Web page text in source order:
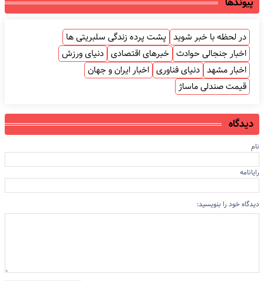
در لحظه با خبر شوید پشت پرده زندگی سلبریتی ها
اخبار جنجالی حوادث خبرهای اقتصادی دنیای ورزش
اخبار مشهد دنیای فناوری اخبار ایران و جهان
قیمت صندلی ماساژ
دیدگاه
نام
رایانامه
دیدگاه خود را بنویسید: